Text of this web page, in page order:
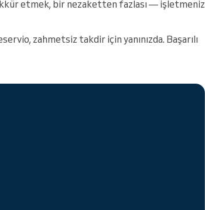
etmek, bir nezaketten fazlası — işletmeniz
zahmetsiz takdir için yanınızda. Başarılı